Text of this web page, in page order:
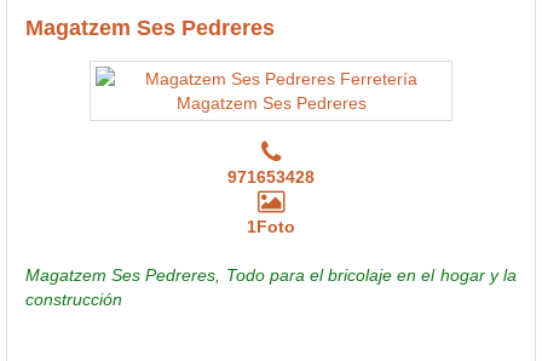
Magatzem Ses Pedreres
971653428
1Foto
Magatzem Ses Pedreres, Todo para el bricolaje en el hogar y la
construcción